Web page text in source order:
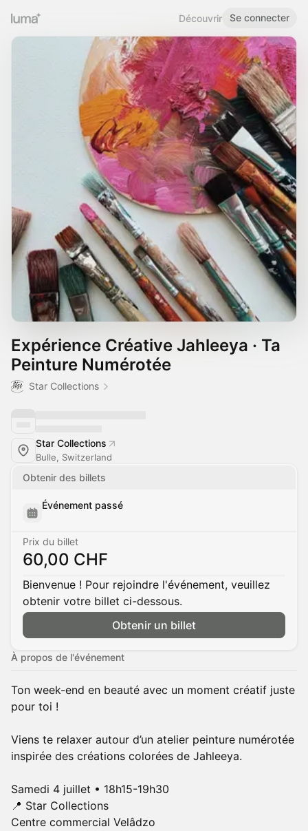
Découvrir Se connecter
Expérience Créative Jahleeya · Ta
Peinture Numérotée
Star Collections
Star Collections
Bulle, Switzerland
Obtenir des billets
Événement passé
Prix du billet
60,00 CHF
Bienvenue ! Pour rejoindre l'événement, veuillez
obtenir votre billet ci-dessous.
Obtenir un billet
À propos de l'événement
Ton week-end en beauté avec un moment créatif juste
pour toi !
Viens te relaxer autour d’un atelier peinture numérotée
inspirée des créations colorées de Jahleeya.
Samedi 4 juillet • 18h15-19h30
📍 Star Collections
Centre commercial Velâdzo